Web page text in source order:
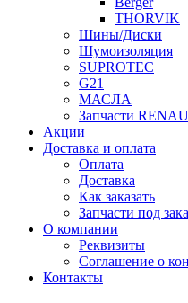
THORVIK
Шины/Диски
Шумоизоляция
SUPROTEC
G21
МАСЛА
Запчасти
Акции
Доставка и оплата
Оплата
Доставка
Как заказать
Запчасти под
О компании
Реквизиты
Соглашение о
Контакты